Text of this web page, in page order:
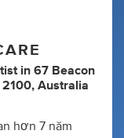
in 67 Beacon
2100, Australia
hơn 7 năm